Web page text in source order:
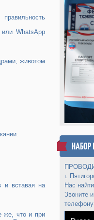
WhatsApp
животом
и вставая на
же, что и при
НАБОР
г.
Нас
Звоните
телефону